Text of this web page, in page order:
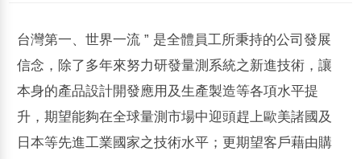
台灣第一、世界一流 ” 是全體員工所秉持的公司發展
信念，除了多年來努力研發量測系統之新進技術，讓
本身的產品設計開發應用及生產製造等各項水平提
升，期望能夠在全球量測市場中迎頭趕上歐美諸國及
日本等先進工業國家之技術水平；更期望客戶藉由購